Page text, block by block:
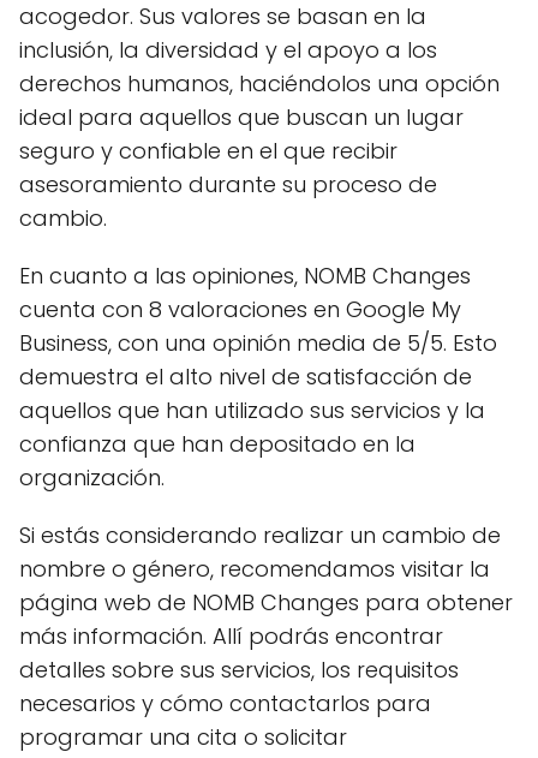
acogedor. Sus valores se basan en la
inclusión, la diversidad y el apoyo a los
derechos humanos, haciéndolos una opción
ideal para aquellos que buscan un lugar
seguro y confiable en el que recibir
asesoramiento durante su proceso de
cambio.
En cuanto a las opiniones, NOMB Changes
cuenta con 8 valoraciones en Google My
Business, con una opinión media de 5/5. Esto
demuestra el alto nivel de satisfacción de
aquellos que han utilizado sus servicios y la
confianza que han depositado en la
organización.
Si estás considerando realizar un cambio de
nombre o género, recomendamos visitar la
página web de NOMB Changes para obtener
más información. Allí podrás encontrar
detalles sobre sus servicios, los requisitos
necesarios y cómo contactarlos para
programar una cita o solicitar